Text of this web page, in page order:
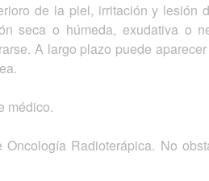
de la piel, irritación y lesión
seca o húmeda, exudativa o
A largo plazo puede
médico.
Radioterápica. No